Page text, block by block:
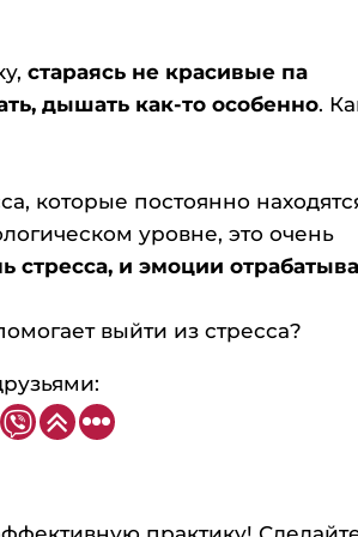
стараясь не красивые па
дышать как-то особенно.
которые постоянно
уровне, это очень
стресса, и эмоции
выйти из стресса?